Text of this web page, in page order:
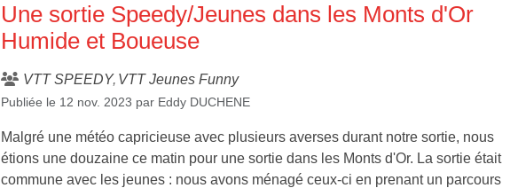
Une sortie Speedy/Jeunes dans les Monts d'Or
Humide et Boueuse
VTT SPEEDY VTT Jeunes Funny
Publiée le 12 nov. 2023 par Eddy DUCHENE
Malgré une météo capricieuse avec plusieurs averses durant notre sortie, nous
étions une douzaine ce matin pour une sortie dans les Monts d'Or. La sortie était
commune avec les jeunes : nous avons ménagé ceux-ci en prenant un parcours